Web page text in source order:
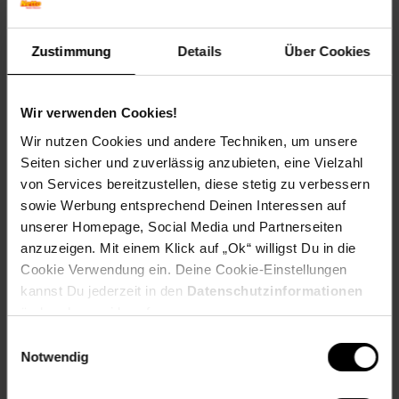
Zustimmung Details Über Cookies
Wir verwenden Cookies!
Wir nutzen Cookies und andere Techniken, um unsere
Seiten sicher und zuverlässig anzubieten, eine Vielzahl
von Services bereitzustellen, diese stetig zu verbessern
sowie Werbung entsprechend Deinen Interessen auf
unserer Homepage, Social Media und Partnerseiten
anzuzeigen. Mit einem Klick auf „Ok“ willigst Du in die
Cookie Verwendung ein. Deine Cookie-Einstellungen
kannst Du jederzeit in den Datenschutzinformationen
ändern bzw. widerrufen.
Notwendig
Frucht: Essbare Beeren
Standortempfehlung: Sonnig, windgeschützt
Lichtbedarf: Sonnig-Halbschattig
Wasserbedarf: Mittel
Rückschnitt: Rückschnitt im Spätwinter.
Schnittverträglichkeit: Sehr gut
Bodenansprüche: humos und gut durchlässig
Nährstoffgehalt: Mittel
Frosthärte: bis -30 °C
Verwendung: Im Bauerngarten,Für Marmeladen & Gelee,Für
Süßspeisen,Zum Frischverzehr,Obstgarten, Naschgarten,
Kübelpflanze, Heckenpflanze, Vogelnährgehölz
Eigenschaften